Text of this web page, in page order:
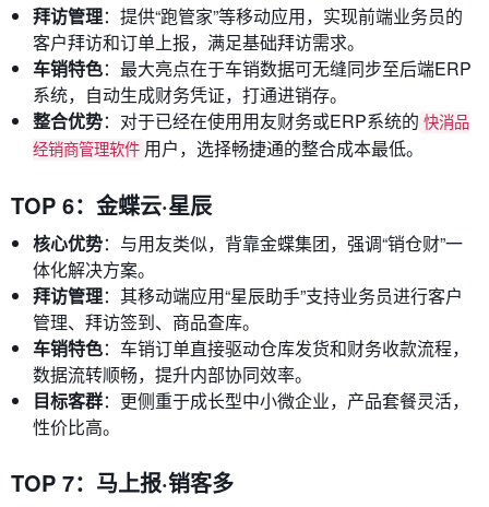
拜访管理：提供“跑管家”等移动应用，实现前端业务员的
客户拜访和订单上报，满足基础拜访需求。
车销特色：最大亮点在于车销数据可无缝同步至后端ERP
系统，自动生成财务凭证，打通进销存。
整合优势：对于已经在使用用友财务或ERP系统的 快消品
经销商管理软件 用户，选择畅捷通的整合成本最低。
TOP 6：金蝶云·星辰
核心优势：与用友类似，背靠金蝶集团，强调“销仓财”一
体化解决方案。
拜访管理：其移动端应用“星辰助手”支持业务员进行客户
管理、拜访签到、商品查库。
车销特色：车销订单直接驱动仓库发货和财务收款流程，
数据流转顺畅，提升内部协同效率。
目标客群：更侧重于成长型中小微企业，产品套餐灵活，
性价比高。
TOP 7：马上报·销客多